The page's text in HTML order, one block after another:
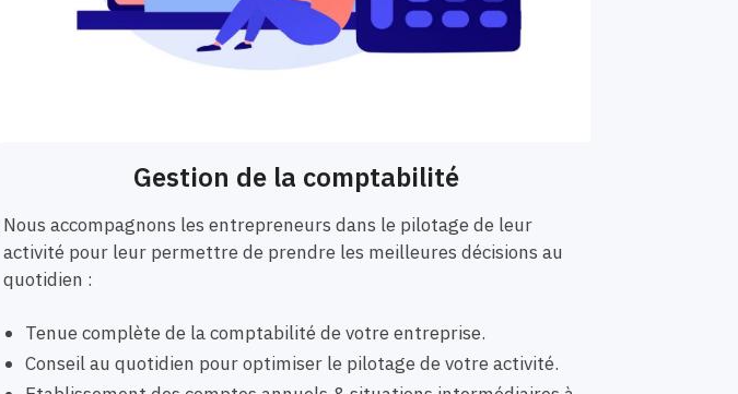
Gestion de la comptabilité
Nous accompagnons les entrepreneurs dans le pilotage de leur
activité pour leur permettre de prendre les meilleures décisions au
quotidien :
Tenue complète de la comptabilité de votre entreprise.
Conseil au quotidien pour optimiser le pilotage de votre activité.